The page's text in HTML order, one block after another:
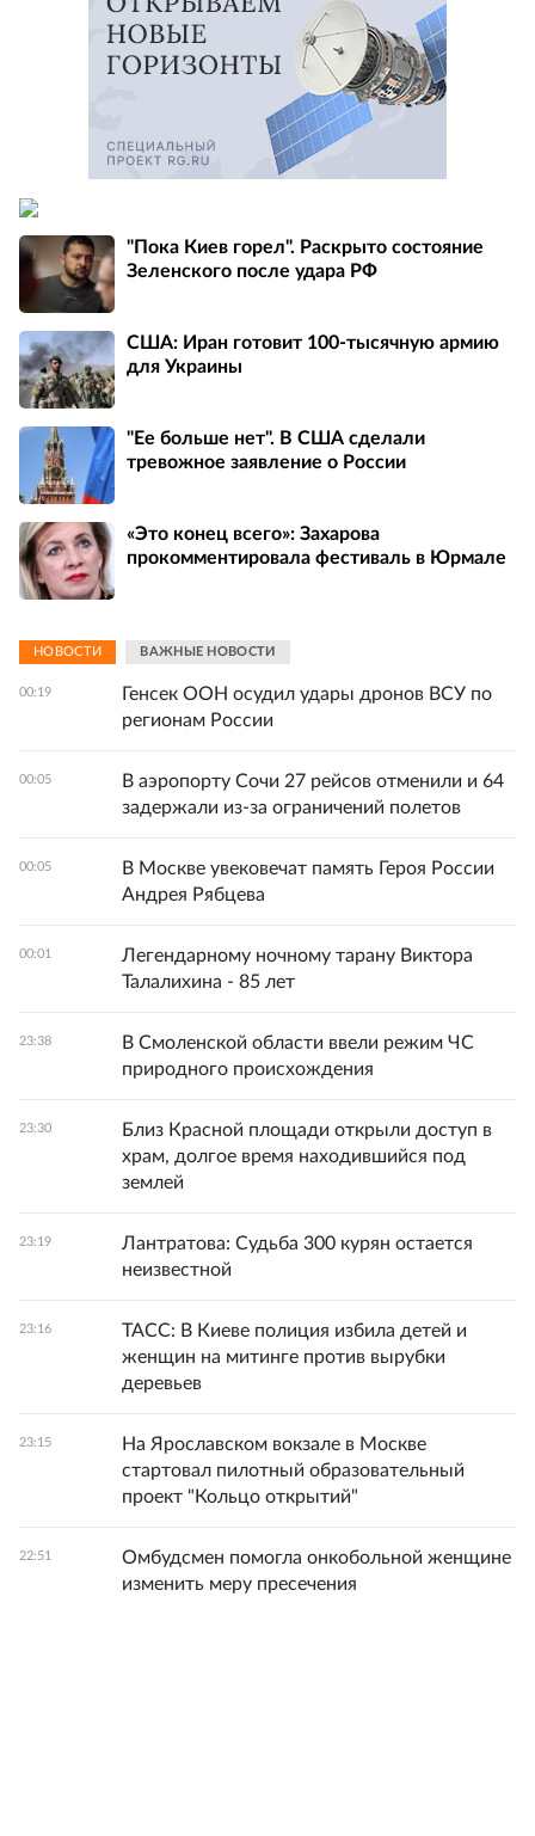
"Пока Киев горел". Раскрыто состояние
Зеленского после удара РФ
США: Иран готовит 100-тысячную армию
для Украины
"Ее больше нет". В США сделали
тревожное заявление о России
«Это конец всего»: Захарова
прокомментировала фестиваль в Юрмале
НОВОСТИ ВАЖНЫЕ НОВОСТИ
00:19
Генсек ООН осудил удары дронов ВСУ по
регионам России
00:05
В аэропорту Сочи 27 рейсов отменили и 64
задержали из-за ограничений полетов
00:05
В Москве увековечат память Героя России
Андрея Рябцева
00:01
Легендарному ночному тарану Виктора
Талалихина - 85 лет
23:38
В Смоленской области ввели режим ЧС
природного происхождения
23:30
Близ Красной площади открыли доступ в
храм, долгое время находившийся под
землей
23:19
Лантратова: Судьба 300 курян остается
неизвестной
23:16
ТАСС: В Киеве полиция избила детей и
женщин на митинге против вырубки
деревьев
23:15
На Ярославском вокзале в Москве
стартовал пилотный образовательный
проект "Кольцо открытий"
22:51
Омбудсмен помогла онкобольной женщине
изменить меру пресечения